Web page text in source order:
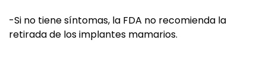
-Si no tiene síntomas, la FDA no recomienda la
retirada de los implantes mamarios.